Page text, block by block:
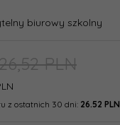
biurowy szkolny
PLN
z ostatnich 30 dni: 26.52 PLN